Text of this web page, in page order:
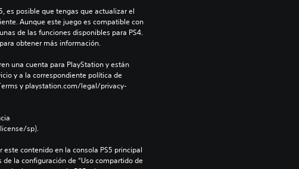
es posible que tengas que actualizar el
Aunque este juego es compatible con
de las funciones disponibles para PS4.
obtener más información.
una cuenta para PlayStation y están
y a la correspondiente política de
y playstation.com/legal/privacy-
sp).
este contenido en la consola PS5 principal
la configuración de “Uso compartido de